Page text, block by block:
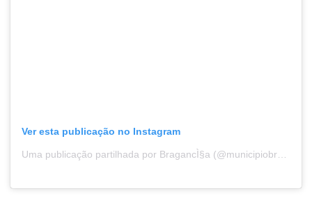
Ver esta publicação no Instagram